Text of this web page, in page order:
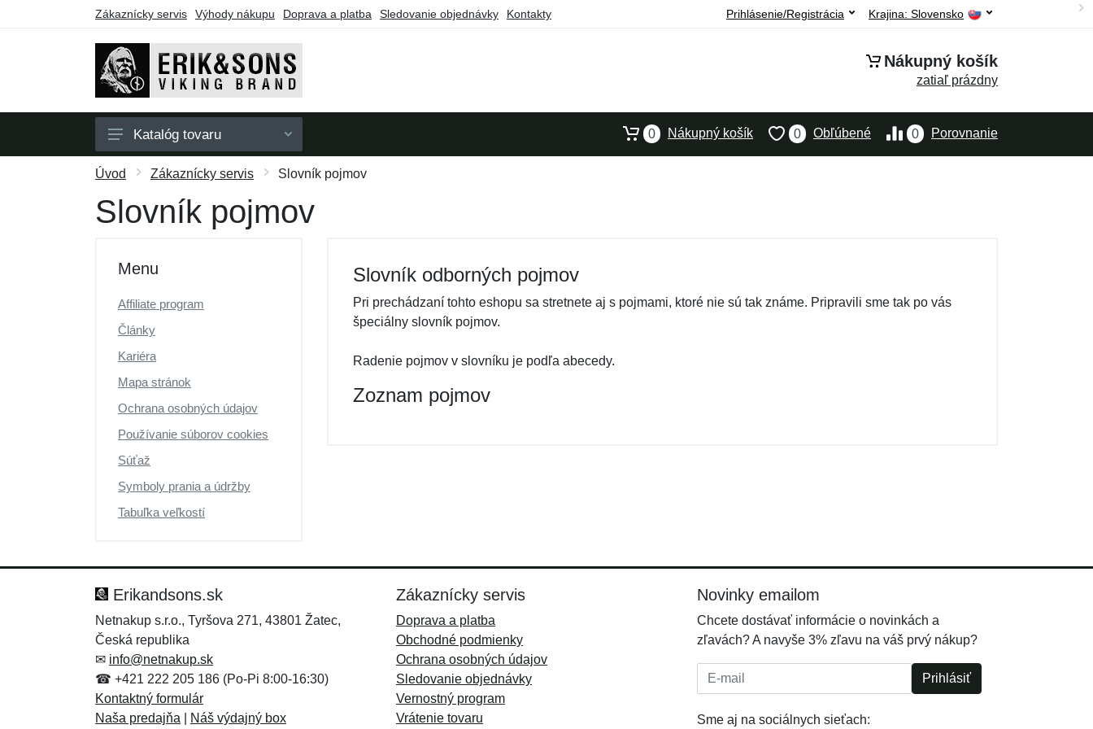
Zákaznícky servis Výhody nákupu Doprava a platba Sledovanie objednávky Kontakty Krajina: Slovensko
Prihlásenie/Registrácia
Nákupný košík
zatiaľ prázdny
Pánske
Dámske
Katalóg tovaru 0 Porovnanie
0 Obľúbené
0 Nákupný košík
Úvod Zákaznícky servis Slovník pojmov
Slovník pojmov
Menu
Affiliate program
Články
Kariéra
Mapa stránok
Ochrana osobných údajov
Používanie súborov cookies
Súťaž
Symboly prania a údržby
Tabuľka veľkostí
Slovník odborných pojmov
Pri prechádzaní tohto eshopu sa stretnete aj s pojmami, ktoré nie sú tak známe. Pripravili sme tak po vás
špeciálny slovník pojmov.
Radenie pojmov v slovníku je podľa abecedy.
Zoznam pojmov
Erikandsons.sk
Netnakup s.r.o., Tyršova 271, 43801 Žatec,
Česká republika
✉ info@netnakup.sk
☎ +421 222 205 186 (Po-Pi 8:00-16:30)
Kontaktný formulár
Naša predajňa
Náš výdajný box
Zákaznícky servis
Doprava a platba
Obchodné podmienky
Ochrana osobných údajov
Sledovanie objednávky
Vernostný program
Vrátenie tovaru
Novinky emailom
Chcete dostávať informácie o novinkách a
zľavách? A navyše 3% zľavu na váš prvý nákup?
E-mail: Prihlásiť
Sme aj na sociálnych sieťach: